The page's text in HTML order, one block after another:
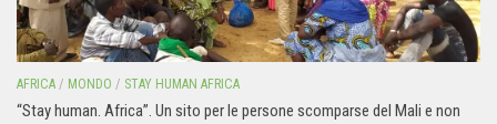
AFRICA / MONDO / STAY HUMAN AFRICA
“Stay human. Africa”. Un sito per le persone scomparse del Mali e non